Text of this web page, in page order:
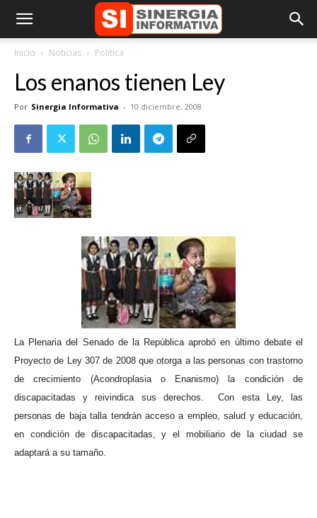
Inicio Noticias Política
Los enanos tienen Ley
Por Sinergia Informativa - 10 diciembre, 2008
La Plenaria del Senado de la República aprobó en último debate el
Proyecto de Ley 307 de 2008 que otorga a las personas con trastorno
de crecimiento (Acondroplasia o Enanismo) la condición de
discapacitadas y reivindica sus derechos.
Con esta Ley, las
personas de baja talla tendrán acceso a empleo, salud y educación,
en condición de discapacitadas, y el mobiliario de la ciudad se
adaptará a su tamaño.